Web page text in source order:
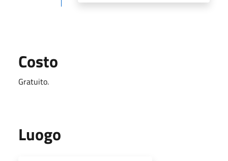
Costo
Gratuito.
Luogo